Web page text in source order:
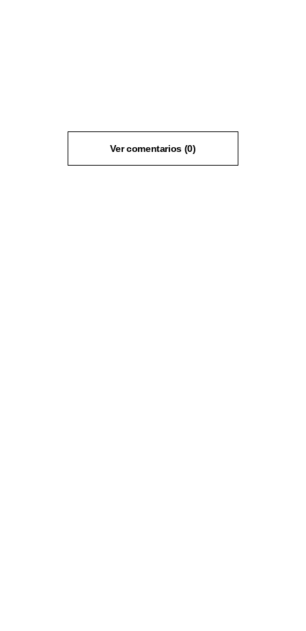
Ver comentarios (0)